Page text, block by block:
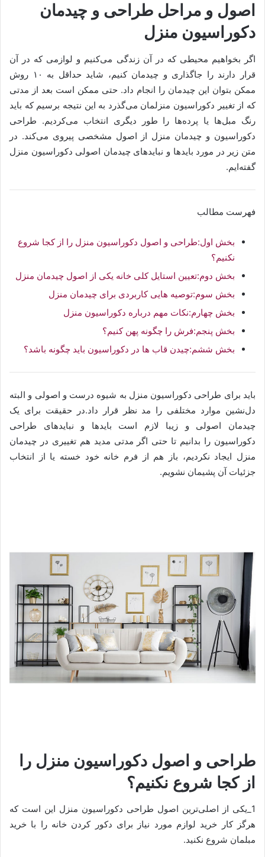
اصول و مراحل طراحی و چیدمان
دکوراسیون منزل
اگر بخواهیم محیطی که در آن زندگی می‌کنیم و لوازمی که در آن
قرار دارند را جاگذاری و چیدمان کنیم، شاید حداقل به ۱۰ روش
ممکن بتوان این چیدمان را انجام داد. حتی ممکن است بعد از مدتی
که از تغییر دکوراسیون منزلمان می‌گذرد به این نتیجه برسیم که باید
رنگ مبل‌ها یا پرده‌ها را طور دیگری انتخاب می‌کردیم. طراحی
دکوراسیون و چیدمان منزل از اصول مشخصی پیروی می‌کند. در
متن زیر در مورد بایدها و نبایدهای چیدمان اصولی دکوراسیون منزل
گفته‌ایم.
فهرست مطالب
بخش اول:طراحی و اصول دکوراسیون منزل را از کجا شروع
نکنیم؟
بخش دوم:تعیین استایل کلی خانه یکی از اصول چیدمان منزل
بخش سوم:توصیه هایی کاربردی برای چیدمان منزل
بخش چهارم:نکات مهم درباره دکوراسیون منزل
بخش پنجم:فرش را چگونه پهن کنیم؟
بخش ششم:چیدن قاب ها در دکوراسیون باید چگونه باشد؟
باید برای طراحی دکوراسیون منزل به شیوه درست و اصولی و البته
دل‌نشین موارد مختلفی را مد نظر قرار داد.در حقیقت برای یک
چیدمان اصولی و زیبا لازم است بایدها و نبایدهای طراحی
دکوراسیون را بدانیم تا حتی اگر مدتی مدید هم تغییری در چیدمان
منزل ایجاد نکردیم، باز هم از فرم خانه خود خسته یا از انتخاب
جزئیات آن پشیمان نشویم.
طراحی و اصول دکوراسیون منزل را
از کجا شروع نکنیم؟
1_یکی از اصلی‌ترین اصول طراحی دکوراسیون منزل این است که
هرگز کار خرید لوازم مورد نیاز برای دکور کردن خانه را با خرید
مبلمان شروع نکنید.